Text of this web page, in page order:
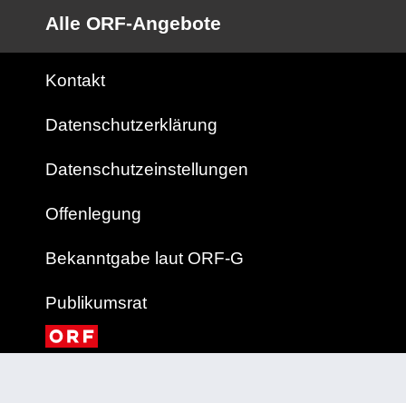
Alle ORF-Angebote
Kontakt
Datenschutzerklärung
Datenschutzeinstellungen
Offenlegung
Bekanntgabe laut ORF-G
Publikumsrat